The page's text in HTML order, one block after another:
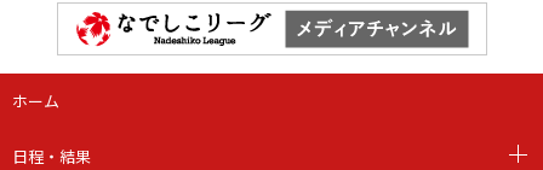
ホーム
日程・結果